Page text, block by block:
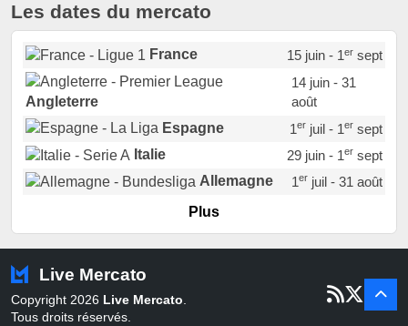
Les dates du mercato
France 15 juin - 1ersept
Angleterre
14 juin - 31
août
Espagne
1erjuil - 1ersept
Italie
29 juin - 1ersept
Allemagne
1erjuil - 31 août
Portugal
Pays-Bas
22 juin - 2 sept
Belgique
juil - 31
Plus
Live Mercato
Copyright 2026 Live Mercato.
Tous droits réservés.